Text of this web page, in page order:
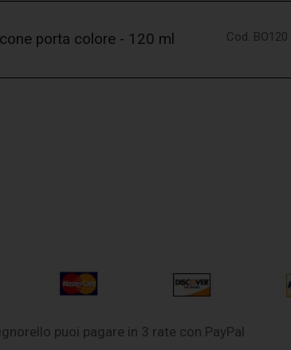
porta colore - 120 ml Cod. BO120
puoi pagare in 3 rate con PayPal